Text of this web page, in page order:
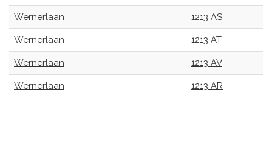
Wernerlaan 1213 AS
Wernerlaan 1213 AT
Wernerlaan 1213 AV
Wernerlaan 1213 AR